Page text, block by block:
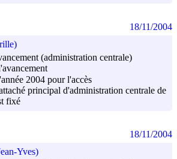
(administration centrale)
2004 pour l'accès
principal d'administration centrale de
fixé
18/11/2004
Yves)
18/11/2004